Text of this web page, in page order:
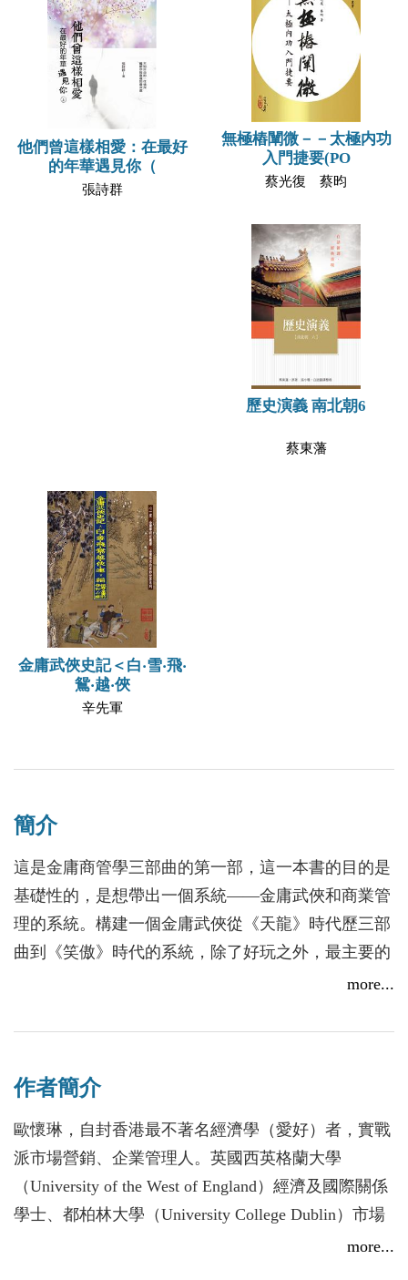
他們曾這樣相愛：在最好
的年華遇見你（
張詩群
無極樁闡微－－太極内功
入門捷要(PO
蔡光復 蔡昀
歷史演義 南北朝6
蔡東藩
金庸武俠史記＜白‧雪‧飛‧
鴛‧越‧俠
辛先軍
簡介
這是金庸商管學三部曲的第一部，這一本書的目的是
基礎性的，是想帶出一個系統——金庸武俠和商業管
理的系統。構建一個金庸武俠從《天龍》時代歷三部
曲到《笑傲》時代的系統，除了好玩之外，最主要的
原因是在這一長期的歷史背景下我們能夠看清某些
理的理論和歷史事件結合起來分析。對金庸武俠的分
點來分析一些被主角光環掩蓋的人物。
 紅花會因缺錢而失敗
 郭襄的峨眉派薄積厚發
 武當派──張三丰一人公司成長的案例
more...
作者簡介
歐懷琳，自封香港最不著名經濟學（愛好）者，實戰
派市場營銷、企業管理人。英國西英格蘭大學
（University of the West of England）經濟及國際關係
學士、都柏林大學（University College Dublin）市場
more...